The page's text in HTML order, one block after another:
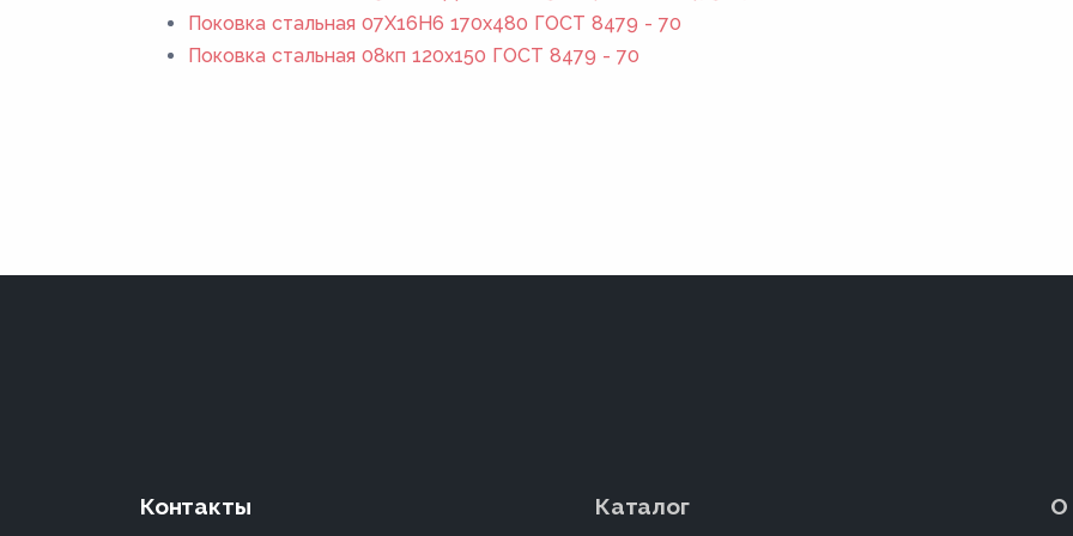
Поковка стальная 07Х16Н6 170x480 ГОСТ 8479 - 70
Поковка стальная 08кп 120x150 ГОСТ 8479 - 70
Контакты Каталог О